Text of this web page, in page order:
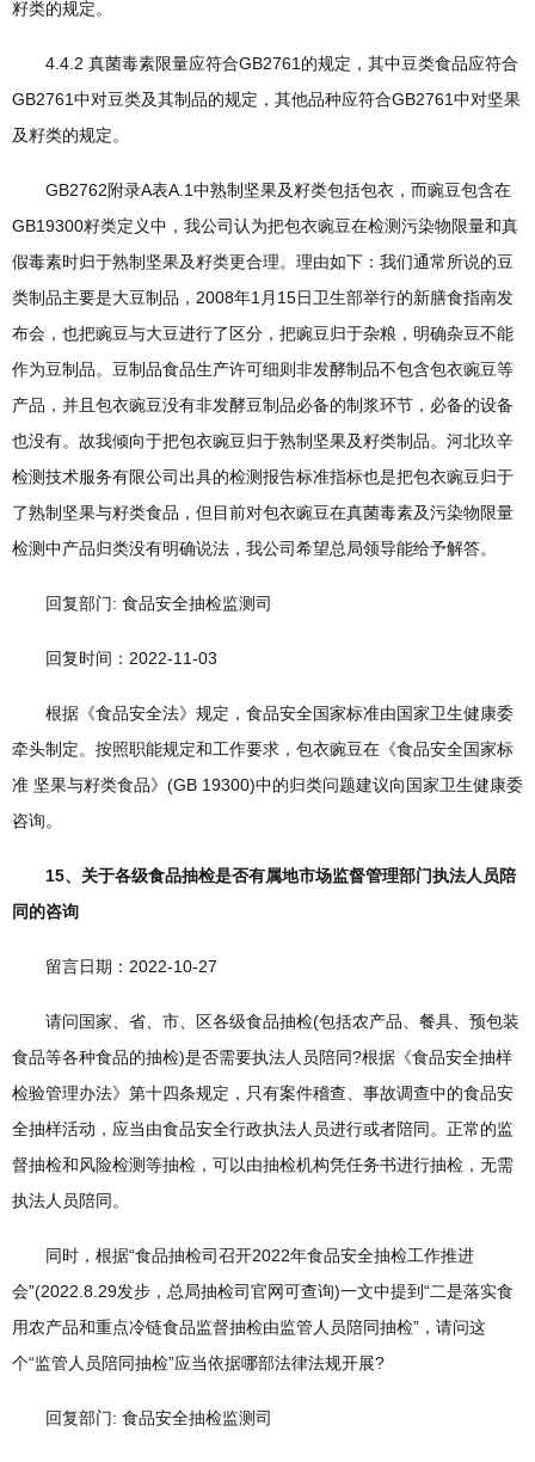
籽类的规定。
4.4.2 真菌毒素限量应符合GB2761的规定，其中豆类食品应符合
GB2761中对豆类及其制品的规定，其他品种应符合GB2761中对坚果
及籽类的规定。
GB2762附录A表A.1中熟制坚果及籽类包括包衣，而豌豆包含在
GB19300籽类定义中，我公司认为把包衣豌豆在检测污染物限量和真
假毒素时归于熟制坚果及籽类更合理。理由如下：我们通常所说的豆
类制品主要是大豆制品，2008年1月15日卫生部举行的新膳食指南发
布会，也把豌豆与大豆进行了区分，把豌豆归于杂粮，明确杂豆不能
作为豆制品。豆制品食品生产许可细则非发酵制品不包含包衣豌豆等
产品，并且包衣豌豆没有非发酵豆制品必备的制浆环节，必备的设备
也没有。故我倾向于把包衣豌豆归于熟制坚果及籽类制品。河北玖辛
检测技术服务有限公司出具的检测报告标准指标也是把包衣豌豆归于
了熟制坚果与籽类食品，但目前对包衣豌豆在真菌毒素及污染物限量
检测中产品归类没有明确说法，我公司希望总局领导能给予解答。
回复部门: 食品安全抽检监测司
回复时间：2022-11-03
根据《食品安全法》规定，食品安全国家标准由国家卫生健康委
牵头制定。按照职能规定和工作要求，包衣豌豆在《食品安全国家标
准 坚果与籽类食品》(GB 19300)中的归类问题建议向国家卫生健康委
咨询。
15、关于各级食品抽检是否有属地市场监督管理部门执法人员陪
同的咨询
留言日期：2022-10-27
请问国家、省、市、区各级食品抽检(包括农产品、餐具、预包装
食品等各种食品的抽检)是否需要执法人员陪同?根据《食品安全抽样
检验管理办法》第十四条规定，只有案件稽查、事故调查中的食品安
全抽样活动，应当由食品安全行政执法人员进行或者陪同。正常的监
督抽检和风险检测等抽检，可以由抽检机构凭任务书进行抽检，无需
执法人员陪同。
同时，根据“食品抽检司召开2022年食品安全抽检工作推进
会”(2022.8.29发步，总局抽检司官网可查询)一文中提到“二是落实食
用农产品和重点冷链食品监督抽检由监管人员陪同抽检”，请问这
个“监管人员陪同抽检”应当依据哪部法律法规开展?
回复部门: 食品安全抽检监测司